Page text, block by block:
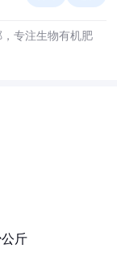
专注生物有机肥
斤